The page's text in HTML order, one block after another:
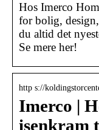
Hos Imerco
for bolig,
du altid det
Se mere her!
http s://
Imerco |
isenkram